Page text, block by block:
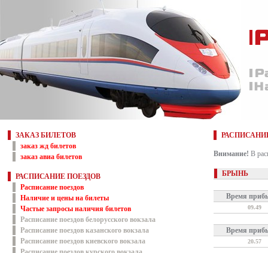
ЗАКАЗ БИЛЕТОВ
заказ жд билетов
заказ авиа билетов
РАСПИСАНИЕ ПОЕЗДОВ
Расписание поездов
Наличие и цены на билеты
Частые запросы наличия билетов
Расписание поездов белорусского вокзала
Расписание поездов казанского вокзала
Расписание поездов киевского вокзала
Внимание! В
БРЫНЬ
Время
09.49
Время
20.57